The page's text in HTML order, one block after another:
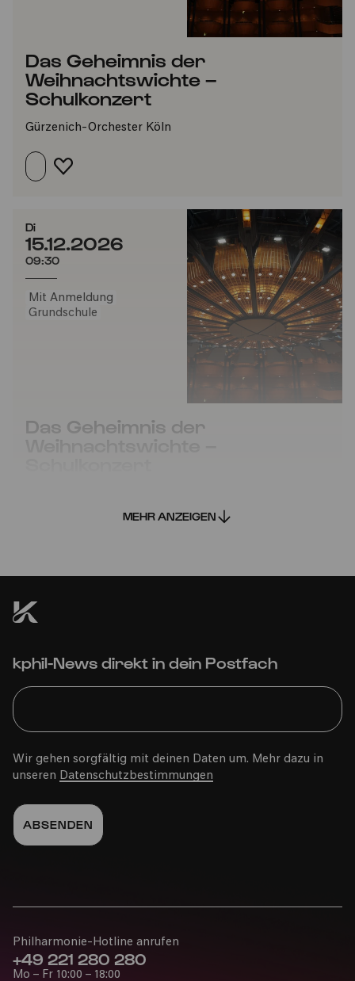
Das Geheimnis der
Weihnachtswichte –
Schulkonzert
Gürzenich-Orchester Köln
FAVORIT HINZUFÜGEN
Di
15.12.2026
09:30
Mit Anmeldung
Grundschule
Das Geheimnis der
Di
11:30
Das Geheimnis der
Weihnachtswichte –
MEHR ANZEIGEN
kphil-News direkt in dein Postfach
Wir gehen sorgfältig mit deinen Daten um. Mehr dazu in
unseren Datenschutzbestimmungen
Philharmonie-Hotline anrufen
+49 221 280 280
Mo – Fr 10:00 – 18:00